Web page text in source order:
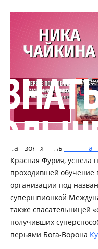
За свою жизнь Ника
Красная Фурия, успела
проходившей обучение
организации под
супершпионкой
также спасательницей
получивших
перьями Бога-Ворона